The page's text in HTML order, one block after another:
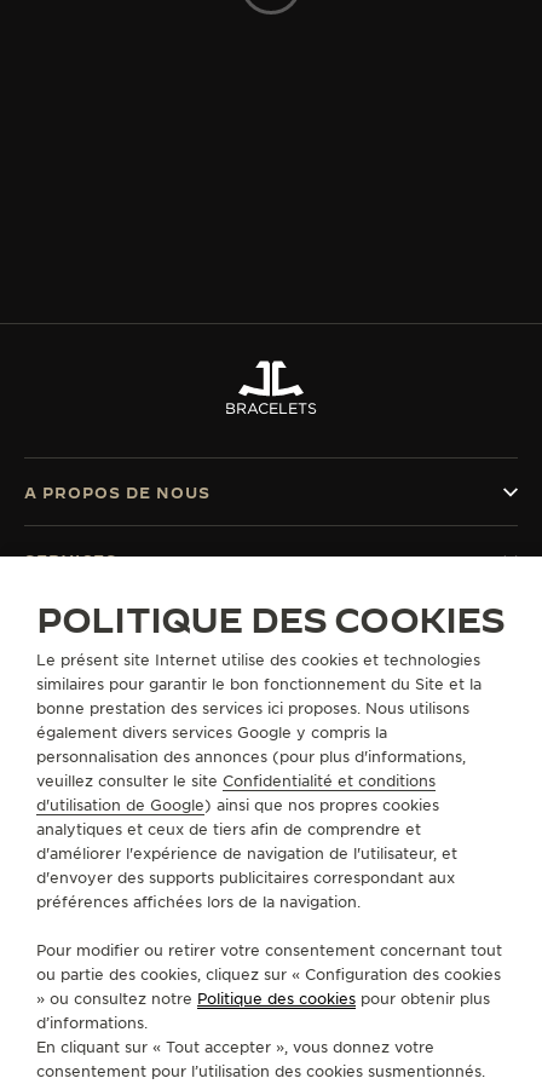
BRACELETS
ACCÉDER À LA PAGE INSTAGRAM DE
ACCÉDER À LA PAGE LINKEDIN DE
ALLER SUR LA PAGE JAEGER-
ACCÉDER À LA PAGE
ALLER SUR LA PAGE
ALLER SUR LA
S'INSCRIRE À LA NEWSLETTER
A PROPOS DE NOUS
SERVICES
CONTACT
PRESSE
POLITIQUE DE CONFIDENTIALITÉ
CONDITIONS GÉNÉRALES D'UTILISATION
CONDITIONS GÉNÉRALES DE VENTE
POLITIQUE EN MATIÈRE DE COOKIES
FICHE RELATIVE AUX QUALITÉS ET CARACTÉRISTIQUES
ENVIRONNEMENTALES
POLITIQUE DES COOKIES
Le présent site Internet utilise des cookies et technologies
similaires pour garantir le bon fonctionnement du Site et la
bonne prestation des services ici proposes. Nous utilisons
également divers services Google y compris la
personnalisation des annonces (pour plus d'informations,
veuillez consulter le site Confidentialité et conditions
d'utilisation de Google) ainsi que nos propres cookies
analytiques et ceux de tiers afin de comprendre et
d'améliorer l'expérience de navigation de l'utilisateur, et
d'envoyer des supports publicitaires correspondant aux
préférences affichées lors de la navigation.
Pour modifier ou retirer votre consentement concernant tout
ou partie des cookies, cliquez sur « Configuration des cookies
» ou consultez notre Politique des cookies pour obtenir plus
d’informations.
En cliquant sur « Tout accepter », vous donnez votre
consentement pour l’utilisation des cookies susmentionnés.